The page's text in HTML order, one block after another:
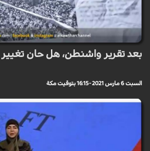
بعد تقرير واشنطن، هل حان
السبت 6 مارس 2021 - 16:15 بتوقيت مكة